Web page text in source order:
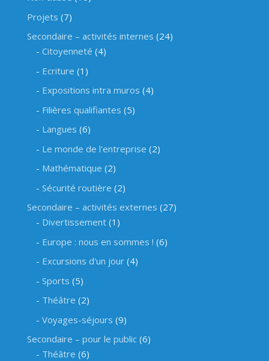
Projets (7)
Secondaire – activités internes (24)
Citoyenneté (4)
Ecriture (1)
Expositions intra muros (4)
Filières qualifiantes (5)
Langues (6)
Le monde de l'entreprise (2)
Mathématique (2)
Sécurité routière (2)
Secondaire – activités externes (27)
Divertissement(1)
Europe : nous en sommes ! (6)
Excursions d'un jour(4)
Sports (5)
Théâtre (2)
Voyages-séjours (9)
Secondaire – pour le public(6)
Théâtre (6)